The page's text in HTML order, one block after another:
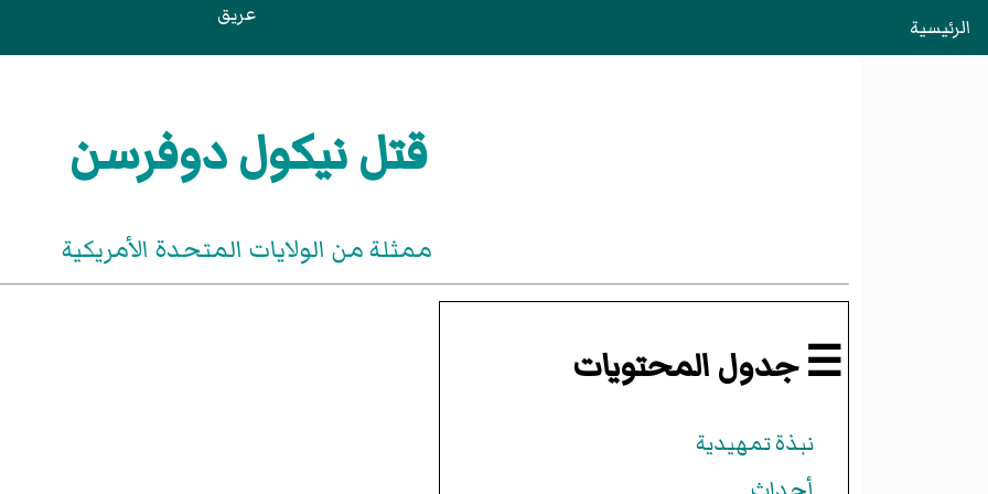
الرئيسية عريق
قتل نيكول دوفرسن
ممثلة من الولايات المتحدة الأمريكية
☰ جدول المحتويات
نبذة تمهيدية